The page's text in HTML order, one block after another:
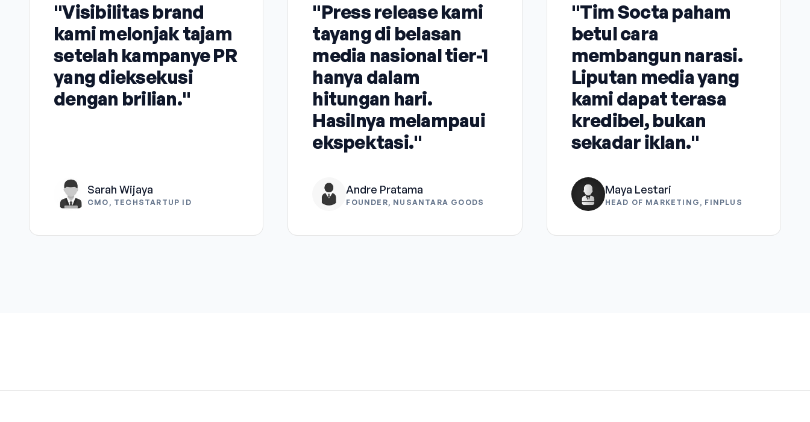
"Visibilitas brand
kami melonjak tajam
setelah kampanye PR
yang dieksekusi
dengan brilian."
Sarah Wijaya
CMO, TECHSTARTUP ID
"Press release kami
tayang di belasan
media nasional tier-1
hanya dalam
hitungan hari.
Hasilnya melampaui
ekspektasi."
Andre Pratama
FOUNDER, NUSANTARA GOODS
"Tim Socta paham
betul cara
membangun narasi.
Liputan media yang
kami dapat terasa
kredibel, bukan
sekadar iklan."
Maya Lestari
HEAD OF MARKETING, FINPLUS